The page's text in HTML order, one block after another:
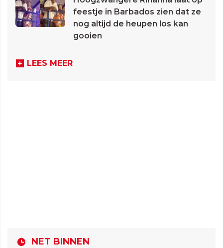
feestje in Barbados zien dat ze
nog altijd de heupen los kan
gooien
LEES MEER
NET BINNEN